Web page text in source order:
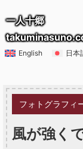
一人十郷
English 日本
フォトグラフィ
風が強く